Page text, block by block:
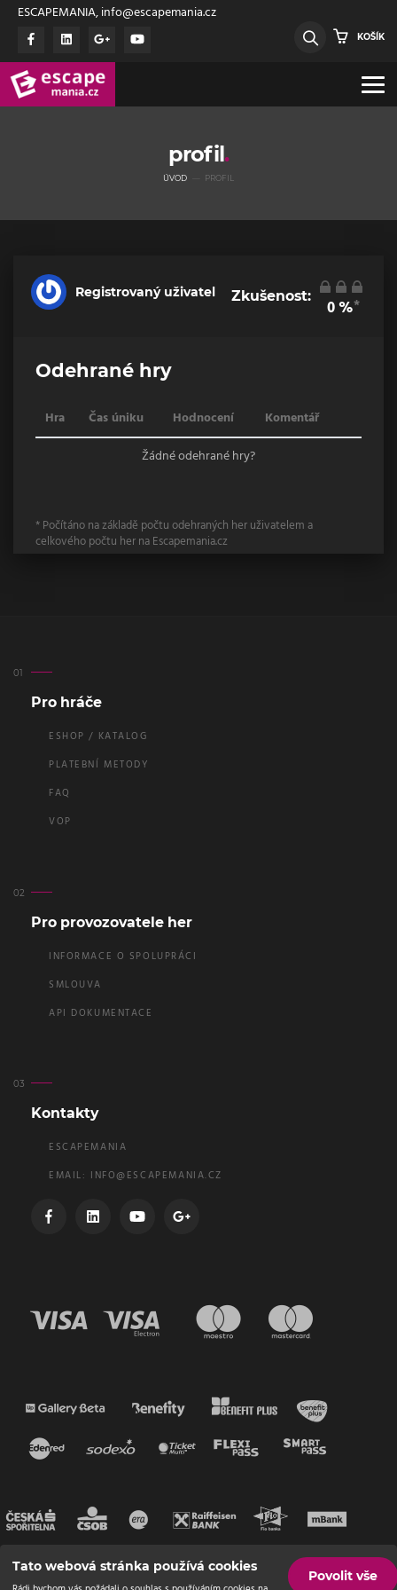
ESCAPEMANIA, info@escapemania.cz
KOŠÍK
profil
ÚVOD PROFIL
Registrovaný uživatel Zkušenost:
0%*
Odehrané hry
Hra Čas úniku Hodnocení
Komentář
Žádné odehrané hry?
* Počítáno na základě počtu odehraných her uživatelem a
celkového počtu her na Escapemania.cz
Pro hráče
ESHOP / KATALOG
PLATEBNÍ METODY
FAQ
VOP
Pro provozovatele her
INFORMACE O SPOLUPRÁCI
SMLOUVA
API DOKUMENTACE
Kontakty
ESCAPEMANIA
EMAIL: INFO@ESCAPEMANIA.CZ
Tato webová stránka používá cookies
Povolit vše